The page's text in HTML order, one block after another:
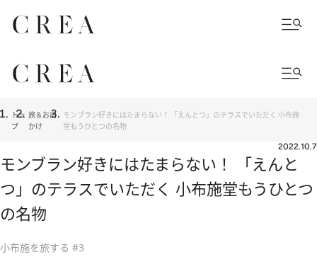
トッ
プ
旅＆お出
かけ
モンブラン好きにはたまらない！ 「えんとつ」のテラスでいただく 小布施
堂もうひとつの名物
2022.10.7
モンブラン好きにはたまらない！ 「えんと
つ」のテラスでいただく 小布施堂もうひとつ
の名物
小布施を旅する #3